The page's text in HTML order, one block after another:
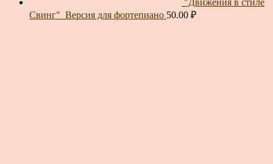
"Движения в стиле
Свинг"_Версия для фортепиано 50.00 ₽